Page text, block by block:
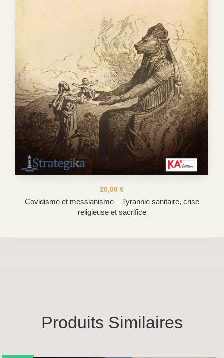
Covidisme et messianisme – Tyrannie sanitaire, crise
religieuse et sacrifice
20,00 €
Produits Similaires